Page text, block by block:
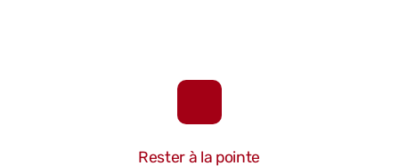
Rester à la pointe